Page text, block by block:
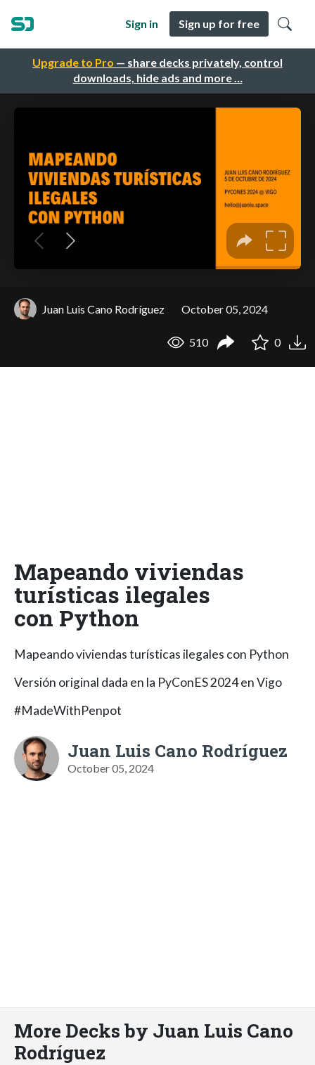
Upgrade to Pro — share decks privately, control
downloads, hide ads and more …
Sign in Sign up for free
Juan Luis Cano Rodríguez October 05, 2024
510 0
Mapeando viviendas
turísticas ilegales
con Python
Mapeando viviendas turísticas ilegales con Python
Versión original dada en la PyConES 2024 en Vigo
#MadeWithPenpot
Juan Luis Cano Rodríguez
October 05, 2024
More Decks by Juan Luis Cano
Rodríguez